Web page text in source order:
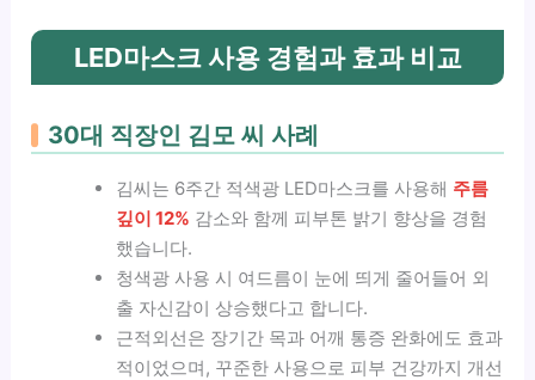
LED마스크 사용 경험과 효과 비교
30대 직장인 김모 씨 사례
김씨는 6주간 적색광 LED마스크를 사용해 주름
깊이 12% 감소와 함께 피부톤 밝기 향상을 경험
했습니다.
청색광 사용 시 여드름이 눈에 띄게 줄어들어 외
출 자신감이 상승했다고 합니다.
근적외선은 장기간 목과 어깨 통증 완화에도 효과
적이었으며, 꾸준한 사용으로 피부 건강까지 개선